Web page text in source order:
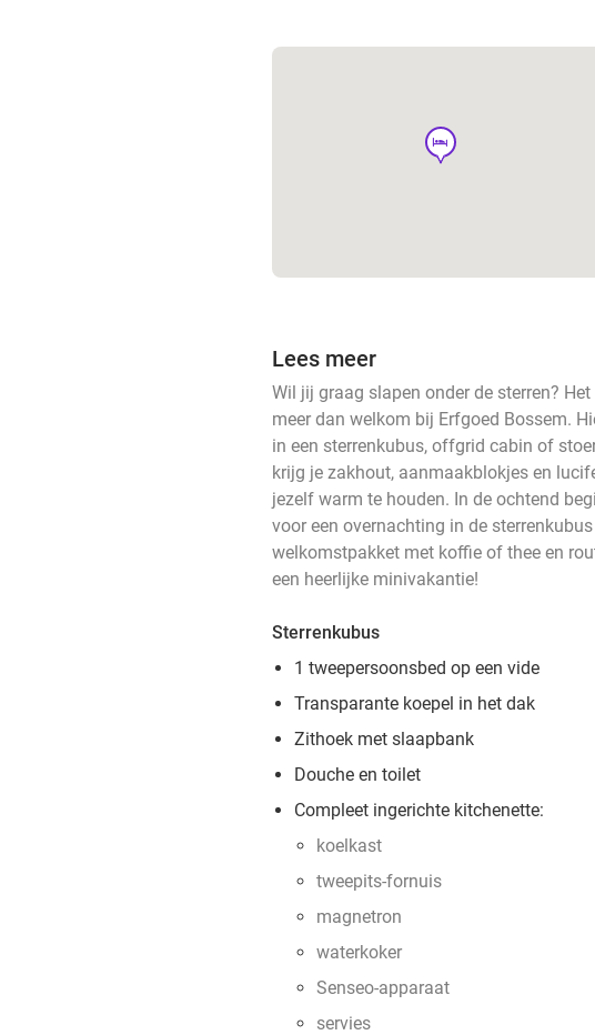
hotel
Lees meer
Wil jij graag slapen onder de sterren?
meer dan welkom bij Erfgoed Bossem.
in een sterrenkubus, offgrid cabin of
krijg je zakhout, aanmaakblokjes en
jezelf warm te houden. In de ochtend
voor een overnachting in de
welkomstpakket met koffie of thee en
een heerlijke minivakantie!
Sterrenkubus
1 tweepersoonsbed op een vide
Transparante koepel in het dak
Zithoek met slaapbank
Douche en toilet
Compleet ingerichte kitchenette:
koelkast
tweepits-fornuis
magnetron
waterkoker
Senseo-apparaat
servies